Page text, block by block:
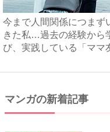
今まで人間関係につまず
きた私…過去の経験から
び、実践している「ママ
マンガの新着記事